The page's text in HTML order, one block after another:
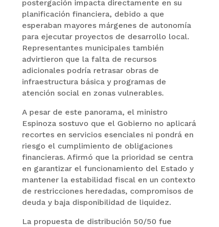
postergación impacta directamente en su
planificación financiera, debido a que
esperaban mayores márgenes de autonomía
para ejecutar proyectos de desarrollo local.
Representantes municipales también
advirtieron que la falta de recursos
adicionales podría retrasar obras de
infraestructura básica y programas de
atención social en zonas vulnerables.
A pesar de este panorama, el ministro
Espinoza sostuvo que el Gobierno no aplicará
recortes en servicios esenciales ni pondrá en
riesgo el cumplimiento de obligaciones
financieras. Afirmó que la prioridad se centra
en garantizar el funcionamiento del Estado y
mantener la estabilidad fiscal en un contexto
de restricciones heredadas, compromisos de
deuda y baja disponibilidad de liquidez.
La propuesta de distribución 50/50 fue